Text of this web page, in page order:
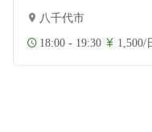
八千代市
18:00 - 19:30 1,500/